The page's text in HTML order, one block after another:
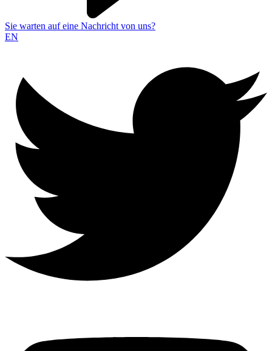
Sie warten auf eine Nachricht von uns?
EN